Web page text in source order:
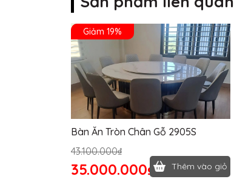
Giảm 19%
Bàn Ăn Tròn Chân Gỗ 2905S
43.100.000₫
35.000.000₫ Thêm vào giỏ